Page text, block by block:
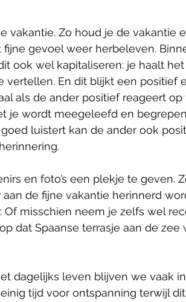
vakantie. Zo houd je de vakantie
gevoel weer herbeleven.
ook wel kapitaliseren: je haalt
vertellen. En dit blijkt een positief
als de ander positief reageert op
je wordt meegeleefd en
luistert kan de ander ook
en foto’s een plekje te geven.
de fijne vakantie herinnerd
misschien neem je zelfs wel
dat Spaanse terrasje aan de zee
dagelijks leven blijven we vaak
tijd voor ontspanning terwijl